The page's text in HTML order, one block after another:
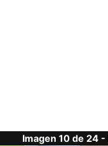
Imagen 10 de 24 -